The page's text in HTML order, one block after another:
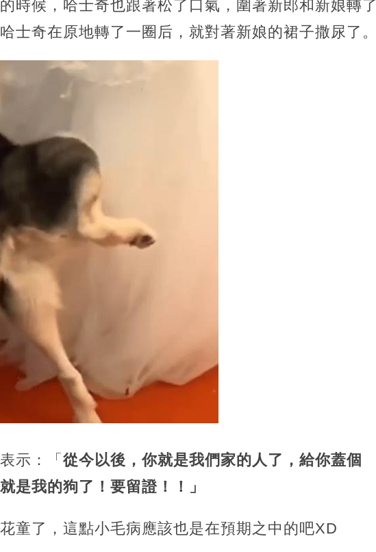
時候，哈士奇也跟著松了口氣，圍著新郎和新娘轉了
士奇在原地轉了一圈后，就對著新娘的裙子撒尿了。
示：「 從今以後，你就是我們家的人了，給你蓋個
是我的狗了！要留證！！」
童了，這點小毛病應該也是在預期之中的吧XD